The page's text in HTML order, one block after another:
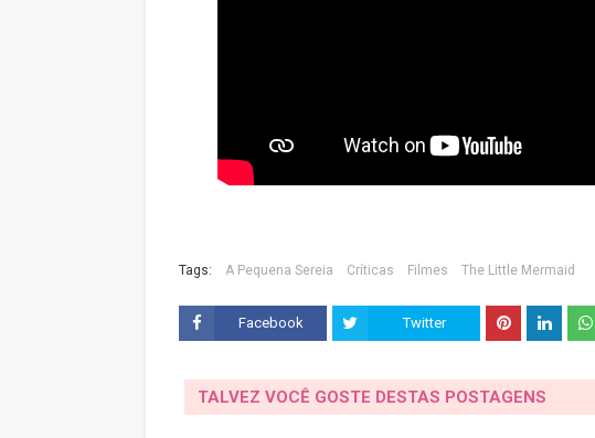
Tags: A Pequena Sereia Críticas Filmes The Little Mermaid
Facebook Twitter
TALVEZ VOCÊ GOSTE DESTAS POSTAGENS